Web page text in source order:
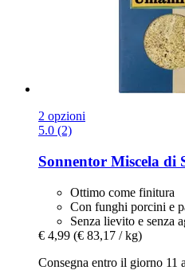
2 opzioni
5.0 (2)
Sonnentor Miscela di
Ottimo come finitura
Con funghi porcini e
Senza lievito e senza
€ 4,99 (€ 83,17 / kg)
Consegna entro il giorno 11